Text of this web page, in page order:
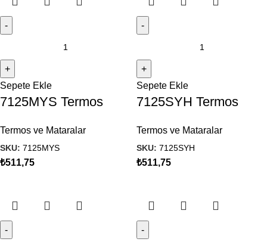
Sepete Ekle
7125MYS Termos
Termos ve Mataralar
SKU: 7125MYS
₺511,75
Sepete Ekle
7125SYH Termos
Termos ve Mataralar
SKU: 7125SYH
₺511,75